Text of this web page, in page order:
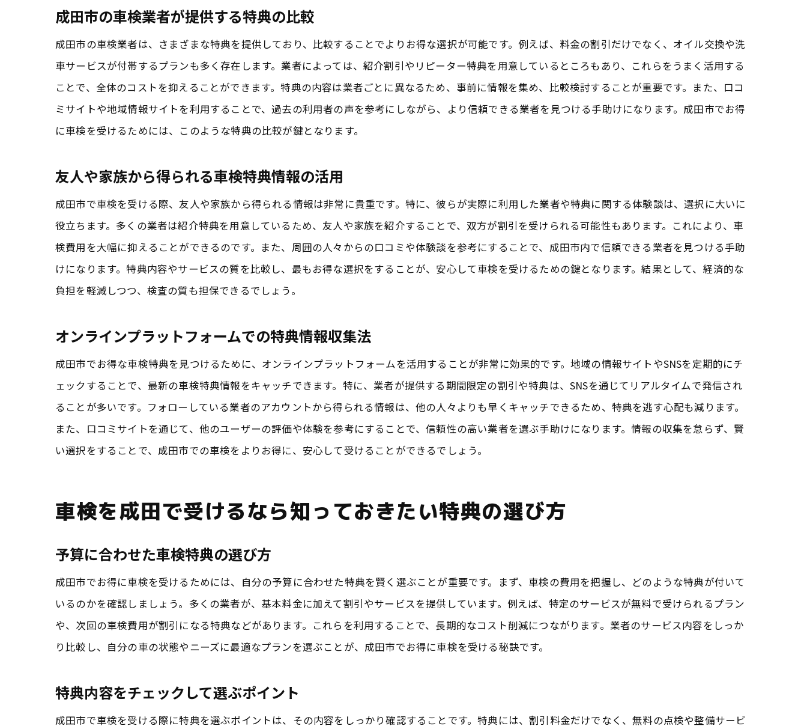
成田市での特典を享受するための準備
特典とサービスのバランスを考慮した選び方
成田市の車検特典をSNSで上手にキャッチするコツ
フォロワーの多い業者を選んで特典を得る
SNSキャンペーンの最新情報を見逃さないコツ
口コミを活用してリアルな特典情報を得る
SNSを通じて地域の特典情報を積極的にシェアする
成田でお得に車検を受けるための特典探索ガイド
成田市の車検特典を探すための基本ステップ
特典情報に基づいた業者選びのポイント
頻繁に更新される特典情報の追い方
周辺地域と比較した特典の有用性
車検を成田市でお得に受けるための特典活用術
特典を利用したコスト削減の具体例
成田市での特典付き車検の優先すべき要素
特典に関する問い合わせを有効に活用する
成田で車検特典を利用して費用を抑える秘訣
費用を抑えるための特典選びの基準
成田市の車検業者間での特典比較
日常的な経費削減につながる特典活用
成田市の車検業者が提供する特典の比較
成田市の車検業者は、さまざまな特典を提供しており、比較することでよりお得な選択が可能です。例えば、料金の割引だけでなく、オイル交換や洗
車サービスが付帯するプランも多く存在します。業者によっては、紹介割引やリピーター特典を用意しているところもあり、これらをうまく活用する
ことで、全体のコストを抑えることができます。特典の内容は業者ごとに異なるため、事前に情報を集め、比較検討することが重要です。また、口コ
ミサイトや地域情報サイトを利用することで、過去の利用者の声を参考にしながら、より信頼できる業者を見つける手助けになります。成田市でお得
に車検を受けるためには、このような特典の比較が鍵となります。
友人や家族から得られる車検特典情報の活用
成田市で車検を受ける際、友人や家族から得られる情報は非常に貴重です。特に、彼らが実際に利用した業者や特典に関する体験談は、選択に大いに
役立ちます。多くの業者は紹介特典を用意しているため、友人や家族を紹介することで、双方が割引を受けられる可能性もあります。これにより、車
検費用を大幅に抑えることができるのです。また、周囲の人々からの口コミや体験談を参考にすることで、成田市内で信頼できる業者を見つける手助
けになります。特典内容やサービスの質を比較し、最もお得な選択をすることが、安心して車検を受けるための鍵となります。結果として、経済的な
負担を軽減しつつ、検査の質も担保できるでしょう。
オンラインプラットフォームでの特典情報収集法
成田市でお得な車検特典を見つけるために、オンラインプラットフォームを活用することが非常に効果的です。地域の情報サイトやSNSを定期的にチ
ェックすることで、最新の車検特典情報をキャッチできます。特に、業者が提供する期間限定の割引や特典は、SNSを通じてリアルタイムで発信され
ることが多いです。フォローしている業者のアカウントから得られる情報は、他の人々よりも早くキャッチできるため、特典を逃す心配も減ります。
また、口コミサイトを通じて、他のユーザーの評価や体験を参考にすることで、信頼性の高い業者を選ぶ手助けになります。情報の収集を怠らず、賢
い選択をすることで、成田市での車検をよりお得に、安心して受けることができるでしょう。
車検を成田で受けるなら知っておきたい特典の選び方
予算に合わせた車検特典の選び方
成田市でお得に車検を受けるためには、自分の予算に合わせた特典を賢く選ぶことが重要です。まず、車検の費用を把握し、どのような特典が付いて
いるのかを確認しましょう。多くの業者が、基本料金に加えて割引やサービスを提供しています。例えば、特定のサービスが無料で受けられるプラン
や、次回の車検費用が割引になる特典などがあります。これらを利用することで、長期的なコスト削減につながります。業者のサービス内容をしっか
り比較し、自分の車の状態やニーズに最適なプランを選ぶことが、成田市でお得に車検を受ける秘訣です。
特典内容をチェックして選ぶポイント
成田市で車検を受ける際に特典を選ぶポイントは、その内容をしっかり確認することです。特典には、割引料金だけでなく、無料の点検や整備サービ